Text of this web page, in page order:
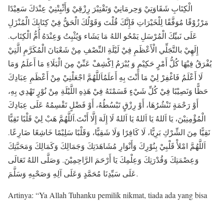
الْكِتَابِ شَقَاوَتِيْ وَحِرمَانِيْ وَتَقْتِيْرَ رِزْقِيْ وَأَثْبِتْنِيْ عِنْدَكَ سَعِيْدًا
مَرْزُوْقًا مُوَفَّقًا لِلْخَيْرَاتِ فَإِنَّكَ قُلْتَ وَقَوْلُكَ الْحَقُّ فِيْ كِتَابِكَ الْمُنْزَلِ
عَلَى نَبيِّكَ الْمُرْسَلِ يَمْحُو اللهُ مَا يَشَاء وَيُثْبِتُ وَعِنْدَهُ أُمُّ الْكِتَاب.
إِلَهِيْ بالتَّجَلِّي الْأَعْظَمِ فِيْ لَيْلَةِ النِّصْفِ مِنْ شَعْبَانَ الْمُكَرَّمِ الَّتِيْ
يُفْرَقُ فِيْهَا كُلُّ أَمْرٍ حَكِيْمٍ وَ يُبْرَمُ اِكْشِفْ عَنِّيْ مِنَ الْبَلَاءِ مَا أَعلَمُ وَمَا
لَا أَعْلَمُ فَاغْفِرْ لِيْ مَا أَنْتَ بِهِ أَعلَمُاَللَّهُمَّ اجْعَلْنِيْ مِنْ أَعْظَمِ عِبَادِكَ
حَظًّا وَنَصِيْبًا فِيْ كُلِّ شَيْءٍ قَسَمْتَهُ فِيْ هَذِهِ اللَّيْلَةِ مِنْ نُوْرٍ تَهْدِي بِهِ،
أَوْ رَحْمَةٍ تَنْشُرُهَا، أَوْ رِزْقٍ تَبْسُطُهُ، أَوْ فَضْلٍ تَقْسِمُهُ عَلَى عِبَادِكَ
الْمُؤْمِنِيْنَ، يَا اَللهُ يَا اَللهُ يَا اَللهُ لَا إِلَهَ إِلَّا أَنْتَ.اَللَّهُمَّ هَبْ لِيْ قَلْبًا تَقِيًّا
نَقِيًّا مِنَ الشِّرْكِ بَرِيًّا، لَا كَافِرًا وَلَا شَقِيًّا، وَقَلْبًا سَلِيْمًا خَاشِعًا ضَارِعًا.
اَللَّهُمَّ امْلأْ قَلْبِيْ بِنُوْرِكَ وَأَنْوَارِ مُشَاهَدَتِكَ وَجَمَالِكَ وَكَمَالِكَ وَمَحَبَّتِكَ
وَعِصْمَتِكَ وَقُدْرَتِكَ وَعِلْمِكَ يَا أَرْحَمَ الرَّاحِمِيْنَ. وَصَلَّى اللهُ تَعَالَى
عَلَى سَيِّدِنَا مُحَمَّدٍ وَعَلَى آلِهِ وَصَحْبِهِ وَسَلَّمَ.
Artinya: “Ya Allah Tuhanku pemilik nikmat, tiada ada yang bisa